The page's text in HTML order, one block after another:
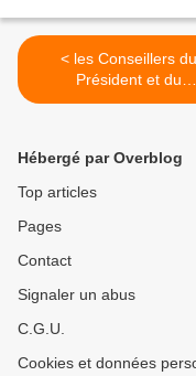
< les Conseillers du
Président et du
Gouvernement
Hébergé par Overblog
Top articles
Pages
Contact
Signaler un abus
C.G.U.
Cookies et données